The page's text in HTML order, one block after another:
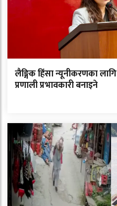
लैङ्गिक हिंसा न्यूनीकरणका
प्रणाली प्रभावकारी बनाइने